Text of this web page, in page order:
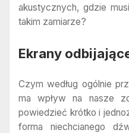
akustycznych, gdzie
takim zamiarze?
Ekrany
Czym według ogólnie
ma wpływ na nasze
powiedzieć krótko i
forma niechcianego